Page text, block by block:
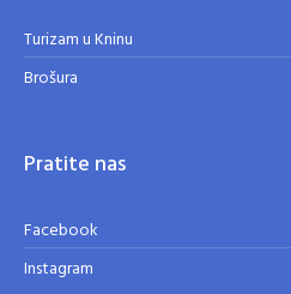
Turizam u Kninu
Brošura
Pratite nas
Facebook
Instagram